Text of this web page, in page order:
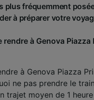
plus fréquemment
à préparer votre
rendre à Genova
à Genova Piazza
ne pas prendre le
trajet moyen de 1